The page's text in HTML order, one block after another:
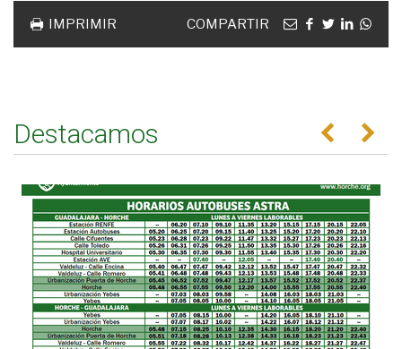
IMPRIMIR COMPARTIR Emailfacebook
twitterlinkedin
Destacamos Anterior